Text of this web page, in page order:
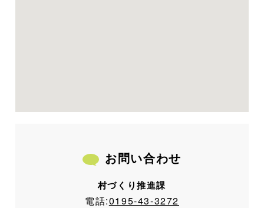
お問い合わせ
村づくり推進課
電話:0195-43-3272